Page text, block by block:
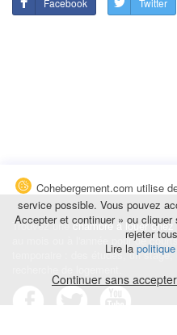
Trouvez unechambre à louer chez
au mois ou à l'année pour de
temporaire : des études, un
Cohebergement.com utilise
service possible. Vous pouvez
Accepter et continuer » ou
rejeter
Lire la
Continuer sans accepter